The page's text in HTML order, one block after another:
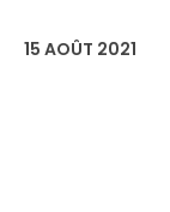
15 AOÛT 2021